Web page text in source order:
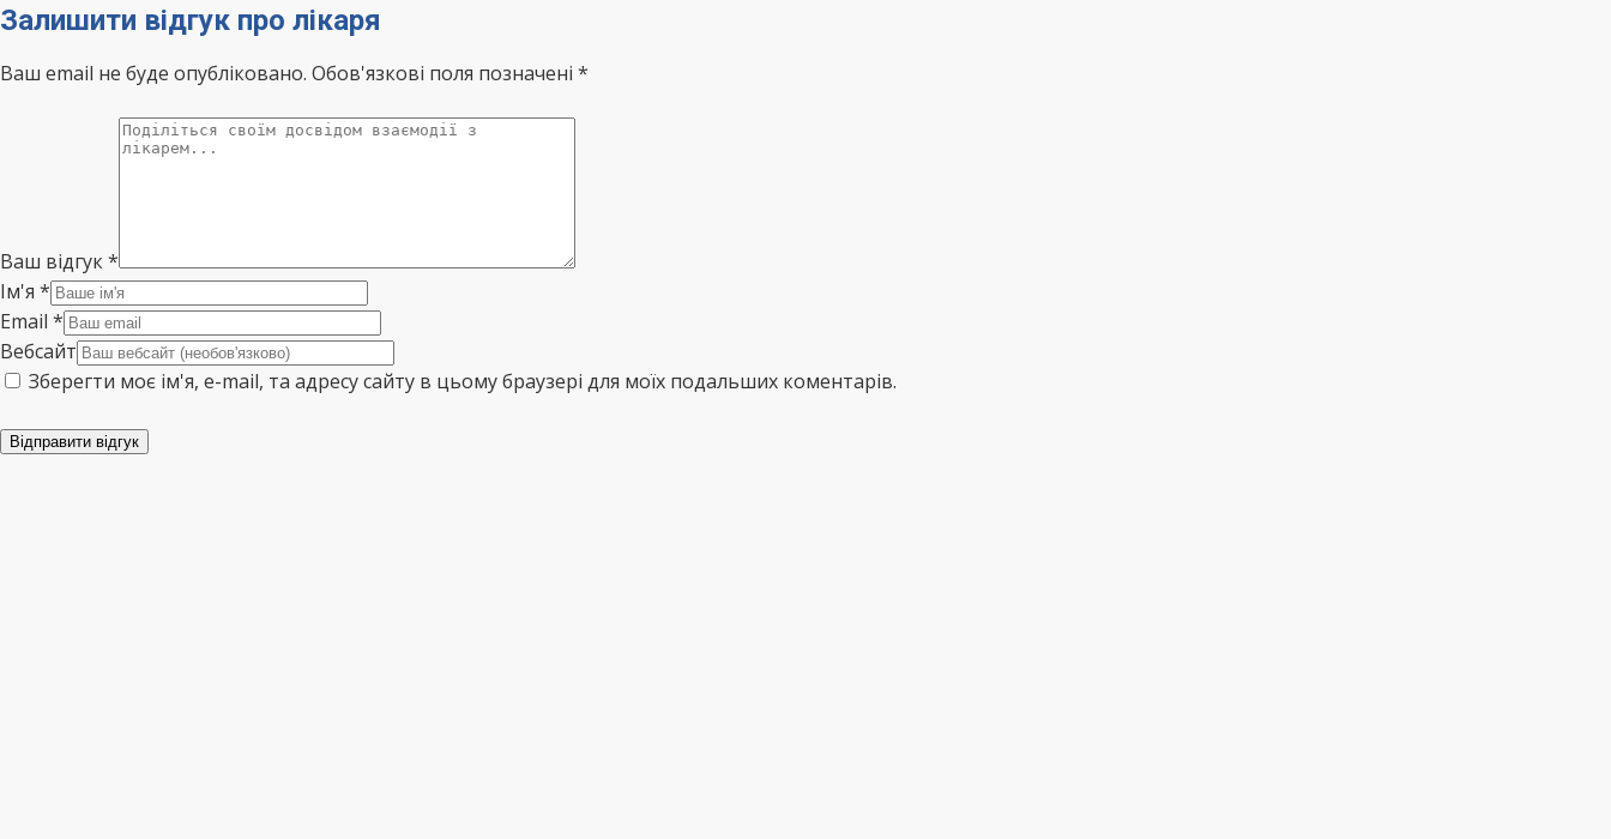
Залишити відгук про лікаря
Ваш email не буде опубліковано. Обов'язкові поля позначені *
Ваш відгук*
Ім'я *
Email *
Вебсайт
Зберегти моє ім'я, e-mail, та адресу сайту в цьому браузері для моїх подальших коментарів.
Відправити відгук